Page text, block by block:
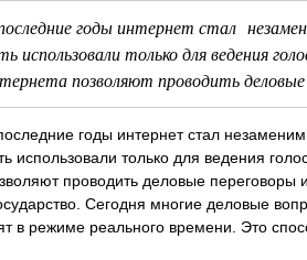
годы интернет стал
использовали только для ведения
позволяют проводить деловые
годы интернет стал
использовали только для ведения
проводить деловые переговоры
Сегодня многие деловые
в режиме реального времени. Это